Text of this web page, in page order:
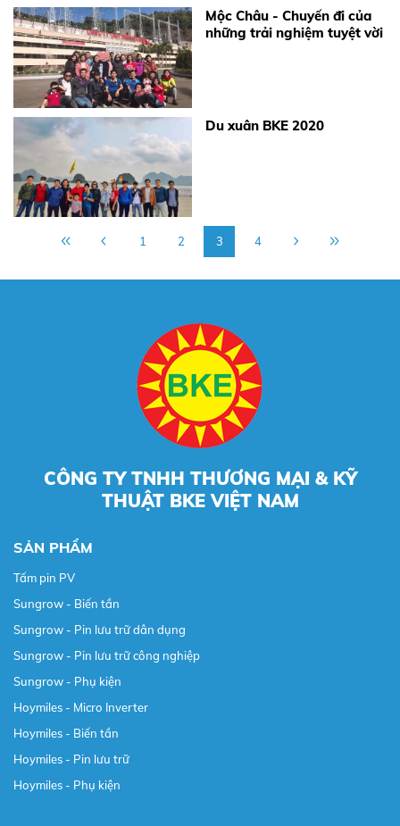
Mộc Châu - Chuyến đi của
những trải nghiệm tuyệt vời
Du xuân BKE 2020
1 2 3 4
CÔNG TY TNHH THƯƠNG MẠI & KỸ
THUẬT BKE VIỆT NAM
SẢN PHẨM
Tấm pin PV
Sungrow - Biến tần
Sungrow - Pin lưu trữ dân dụng
Sungrow - Pin lưu trữ công nghiệp
Sungrow - Phụ kiện
Hoymiles - Micro Inverter
Hoymiles - Biến tần
Hoymiles - Pin lưu trữ
Hoymiles - Phụ kiện